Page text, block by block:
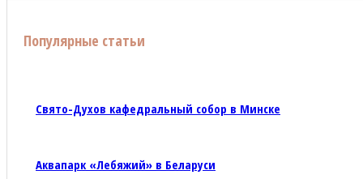
Популярные статьи
Свято-Духов кафедральный собор в Минске
Аквапарк «Лебяжий» в Беларуси